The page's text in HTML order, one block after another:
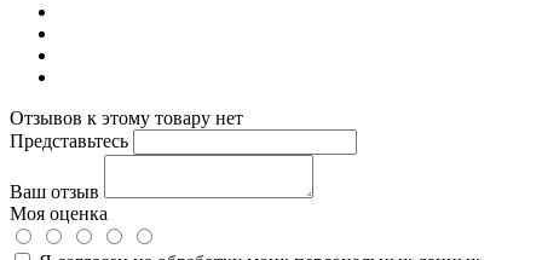
Отзывов к этому товару нет
Представьтесь
Ваш отзыв
Моя оценка